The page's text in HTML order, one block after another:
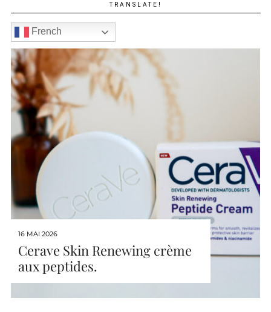
TRANSLATE!
French
16 MAI 2026
Cerave Skin Renewing crème
aux peptides.